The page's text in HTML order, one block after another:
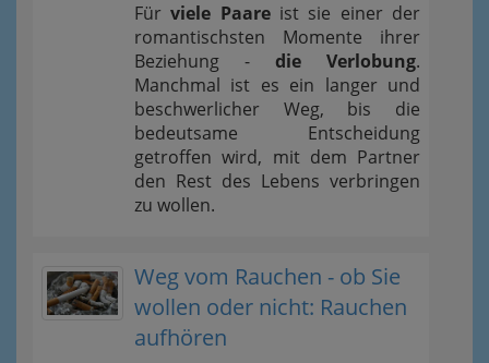
Fürviele Paareist sie einer der
romantischsten Momente ihrer
Beziehung - die Verlobung.
Manchmal ist es ein langer und
beschwerlicher Weg, bis die
bedeutsame Entscheidung
getroffen wird, mit dem Partner
den Rest des Lebens verbringen
zu wollen.
Weg vom Rauchen - ob Sie
wollen oder nicht: Rauchen
aufhören